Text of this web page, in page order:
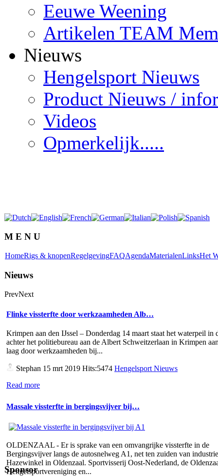
Eeuwe Weening
Artikelen TEAM
Nieuws
Hengelsport Nieuws
Product Nieuws /
Videos
Opmerkelijk.....
M E N U
HomeRigs & knopenRegelgevingFAQAgendaMaterialenLinksHet
Nieuws
PrevNext
Flinke vissterfte door werkzaamheden Alb…
Krimpen aan den IJssel – Donderdag 14 maart staat het waterpeil in
achter het politiebureau aan de Albert Schweitzerlaan in Krimpen
laag door werkzaamheden bij...
Stephan 15 mrt 2019 Hits:5474 Hengelsport Nieuws
Read more
Massale vissterfte in bergingsvijver bij…
OLDENZAAL - Er is sprake van een omvangrijke vissterfte in de
Bergingsvijver langs de autosnelweg A1, net ten zuiden van
Hazewinkel in Oldenzaal. Sportvisserij Oost-Nederland, de
Hengelsportvereniging en...
Sponsor